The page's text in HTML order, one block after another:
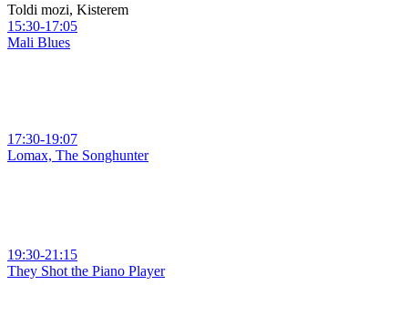
Toldi mozi, Kisterem
15:30-17:05
Mali Blues
17:30-19:07
Lomax, The Songhunter
19:30-21:15
They Shot the Piano Player